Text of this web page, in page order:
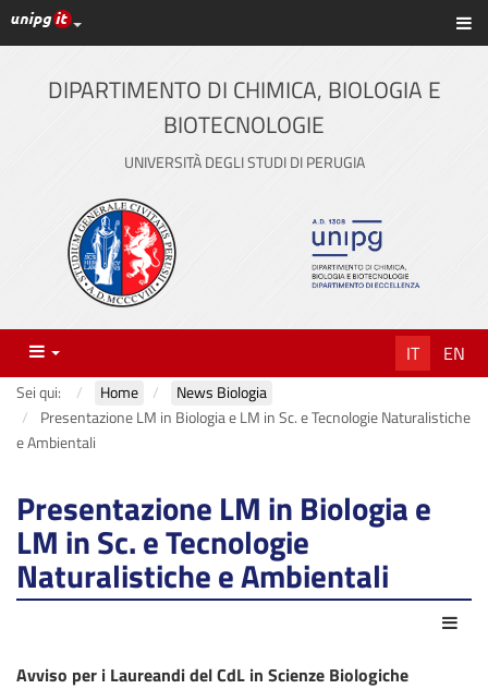
Vai
al
contenuto
principale
Link ai principali servizi web di Ateneo
DIPARTIMENTO DI CHIMICA, BIOLOGIA E
BIOTECNOLOGIE
UNIVERSITÀ DEGLI STUDI DI PERUGIA
Menu IT EN
Sei qui: Home
News Biologia
Presentazione LM in Biologia e LM in Sc. e Tecnologie Naturalistiche
e Ambientali
Presentazione LM in Biologia e
LM in Sc. e Tecnologie
Naturalistiche e Ambientali
Avviso per i Laureandi del CdL in Scienze Biologiche